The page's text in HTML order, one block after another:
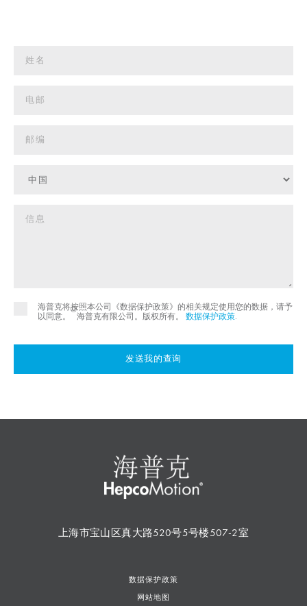
海普克将按照本公司《数据保护政策》的相关规定使用您的数据，请予
以同意。
©
海普克有限公司。版权所有。 数据保护政策.
发送我的查询
上海市宝山区真大路520号5号楼507-2室
数据保护政策
网站地图